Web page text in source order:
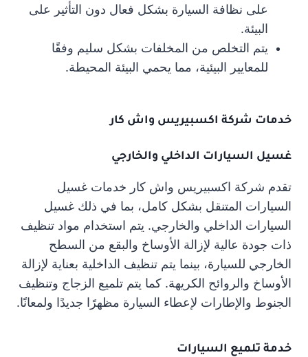
على نظافة السيارة بشكل فعال دون التأثير على
البيئة.
يتم التخلص من المخلفات بشكل سليم وفقًا
للمعايير البيئية، مما يحمي البيئة المحيطة.
خدمات شركة اكسبيريس واش كار
غسيل السيارات الداخلي والخارجي
تقدم شركة اكسبيريس واش كار خدمات غسيل
السيارات المتنقل بشكل كامل، بما في ذلك غسيل
السيارات الداخلي والخارجي. يتم استخدام مواد تنظيف
ذات جودة عالية لإزالة الأوساخ والبقع من السطح
الخارجي للسيارة، بينما يتم تنظيف الداخلية بعناية لإزالة
الأوساخ والروائح الكريهة. كما يتم تلميع الزجاج وتنظيف
الجنوط والإطارات لإعطاء السيارة مظهرًا جديدًا ولمعانًا.
خدمة تلميع السيارات